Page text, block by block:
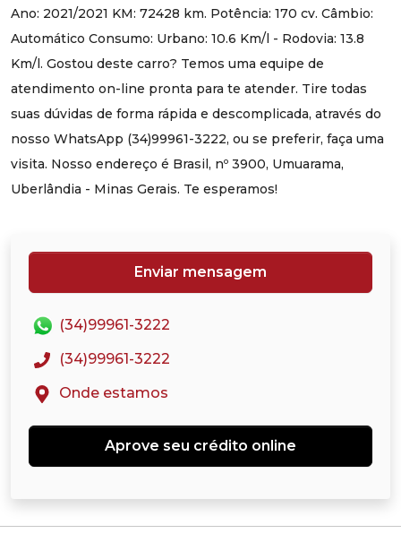
Ano: 2021/2021 KM: 72428 km. Potência: 170 cv. Câmbio:
Automático Consumo: Urbano: 10.6 Km/l - Rodovia: 13.8
Km/l. Gostou deste carro? Temos uma equipe de
atendimento on-line pronta para te atender. Tire todas
suas dúvidas de forma rápida e descomplicada, através do
nosso WhatsApp (34)99961-3222, ou se preferir, faça uma
visita. Nosso endereço é Brasil, nº 3900, Umuarama,
Uberlândia - Minas Gerais. Te esperamos!
Enviar mensagem
(34)99961-3222
(34)99961-3222
Onde estamos
Aprove seu crédito online